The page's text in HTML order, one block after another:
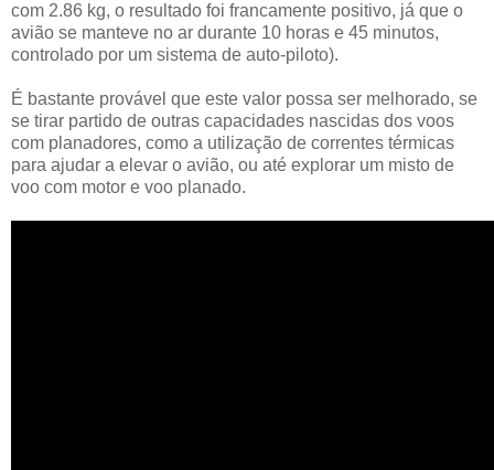
com 2.86 kg, o resultado foi francamente positivo, já que o
avião se manteve no ar durante 10 horas e 45 minutos,
controlado por um sistema de auto-piloto).
É bastante provável que este valor possa ser melhorado, se
se tirar partido de outras capacidades nascidas dos voos
com planadores, como a utilização de correntes térmicas
para ajudar a elevar o avião, ou até explorar um misto de
voo com motor e voo planado.